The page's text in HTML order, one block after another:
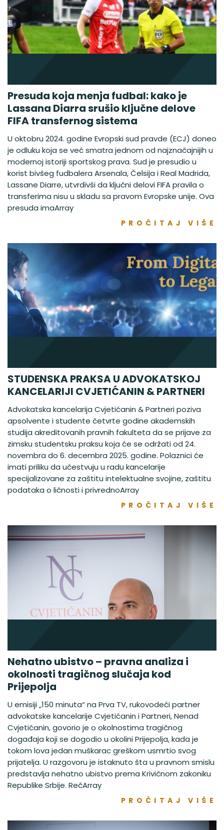
Presuda koja menja fudbal: kako je
Lassana Diarra srušio ključne delove
FIFA transfernog sistema
U oktobru 2024. godine Evropski sud pravde (ECJ) doneo
je odluku koja se već smatra jednom od najznačajnijih u
modernoj istoriji sportskog prava. Sud je presudio u
korist bivšeg fudbalera Arsenala, Čelsija i Real Madrida,
Lassane Diarre, utvrdivši da ključni delovi FIFA pravila o
transferima nisu u skladu sa pravom Evropske unije. Ova
presuda imaArray
PROČITAJ VIŠE
STUDENSKA PRAKSA U ADVOKATSKOJ
KANCELARIJI CVJETIĆANIN & PARTNERI
Advokatska kancelarija Cvjetićanin & Partneri poziva
apsolvente i studente četvrte godine akademskih
studija akreditovanih pravnih fakulteta da se prijave za
zimsku studentsku praksu koja će se održati od 24.
novembra do 6. decembra 2025. godine. Polaznici će
imati priliku da učestvuju u radu kancelarije
specijalizovane za zaštitu intelektualne svojine, zaštitu
podataka o ličnosti i privrednoArray
PROČITAJ VIŠE
Nehatno ubistvo – pravna analiza i
okolnosti tragičnog slučaja kod
Prijepolja
U emisiji „150 minuta“ na Prva TV, rukovodeći partner
advokatske kancelarije Cvjetićanin i Partneri, Nenad
Cvjetićanin, govorio je o okolnostima tragičnog
događaja koji se dogodio u okolini Prijepolja, kada je
tokom lova jedan muškarac greškom usmrtio svog
prijatelja. U razgovoru je istaknuto šta u pravnom smislu
predstavlja nehatno ubistvo prema Krivičnom zakoniku
Republike Srbije. RečArray
PROČITAJ VIŠE